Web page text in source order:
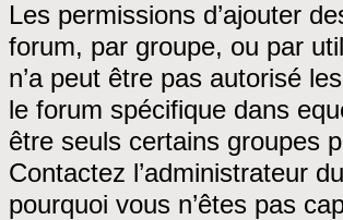
Les permissions d’ajouter
forum, par groupe, ou par
n’a peut être pas autorisé
le forum spécifique dans
être seuls certains groupes
Contactez l’administrateur
pourquoi vous n’êtes pas